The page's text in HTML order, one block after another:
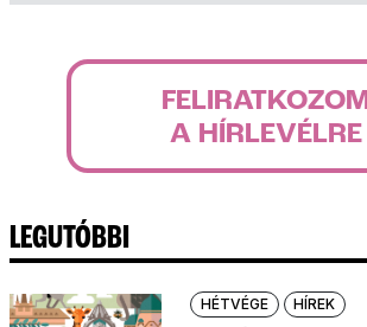
FELIRATKOZOM
A HÍRLEVÉLRE
LEGUTÓBBI
HÉTVÉGE HÍREK